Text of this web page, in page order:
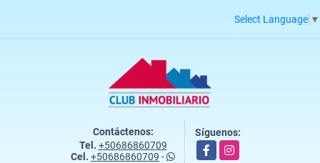
Select Language ▼
Contáctenos:
Tel. +50686860709
Cel. +50686860709 -
Síguenos:
FacebookInstagram